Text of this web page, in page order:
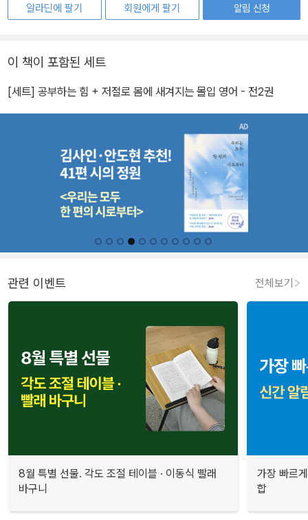
알라딘에 팔기
회원에게 팔기
알림 신청
이 책이 포함된 세트
[세트] 공부하는 힘 + 저절로 몸에 새겨지는 몰입 영어 - 전2권
관련 이벤트 전체보기
8월 특별 선물. 각도 조절 테이블 · 이동식 빨래
바구니
가장 빠르
합